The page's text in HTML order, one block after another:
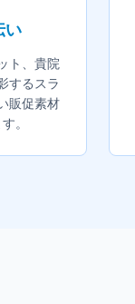
い
ト、貴院
するスラ
販促素材
。